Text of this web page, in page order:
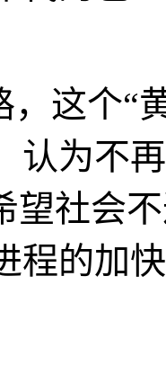
律法规
些有知
是财富
远存在
代的包